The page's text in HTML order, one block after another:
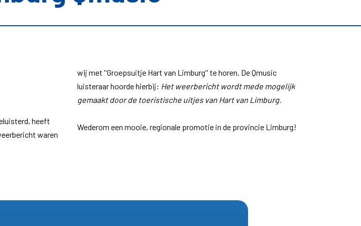
heeft
waren
wij met ''Groepsuitje Hart van Limburg'' te horen. De Qmusic
luisteraar hoorde hierbij: Het weerbericht wordt mede mogelijk
gemaakt door de toeristische uitjes van Hart van Limburg.
Wederom een mooie, regionale promotie in de provincie Limburg!